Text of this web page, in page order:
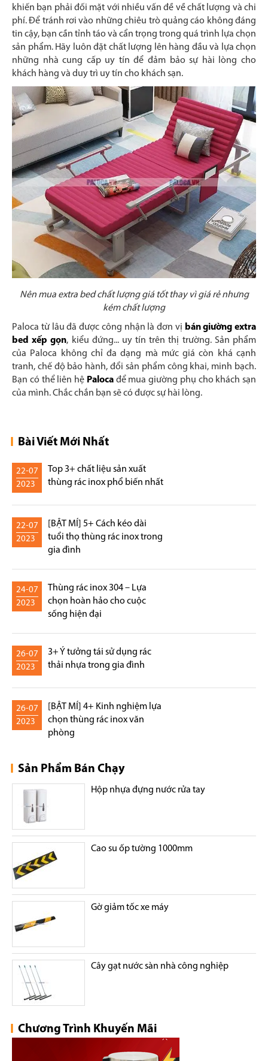
khiến bạn phải đối mặt với nhiều vấn đề về chất lượng và chi
phí. Để tránh rơi vào những chiêu trò quảng cáo không đáng
tin cậy, bạn cần tỉnh táo và cẩn trọng trong quá trình lựa chọn
sản phẩm. Hãy luôn đặt chất lượng lên hàng đầu và lựa chọn
những nhà cung cấp uy tín để đảm bảo sự hài lòng cho
khách hàng và duy trì uy tín cho khách sạn.
Nên mua extra bed chất lượng giá tốt thay vì giá rẻ nhưng
kém chất lượng
Paloca từ lâu đã được công nhận là đơn vị bán giường extra
bed xếp gọn, kiểu đứng... uy tín trên thị trường. Sản phẩm
của Paloca không chỉ đa dạng mà mức giá còn khá cạnh
tranh, chế độ bảo hành, đổi sản phẩm công khai, minh bạch.
Bạn có thể liên hệ Palocađể mua giường phụ cho khách sạn
của mình. Chắc chắn bạn sẽ có được sự hài lòng.
Bài Viết Mới Nhất
22-07
2023
Top 3+ chất liệu sản xuất
thùng rác inox phổ biến nhất
22-07
2023
[BẬT MÍ] 5+ Cách kéo dài
tuổi thọ thùng rác inox trong
gia đình
24-07
2023
Thùng rác inox 304 – Lựa
chọn hoàn hảo cho cuộc
sống hiện đại
26-07
2023
3+ Ý tưởng tái sử dụng rác
thải nhựa trong gia đình
26-07
2023
[BẬT MÍ] 4+ Kinh nghiệm lựa
chọn thùng rác inox văn
phòng
Sản Phẩm Bán Chạy
Hộp nhựa đựng nước rửa tay
Cao su ốp tường 1000mm
Gờ giảm tốc xe máy
Cây gạt nước sàn nhà công nghiệp
Chương Trình Khuyến Mãi